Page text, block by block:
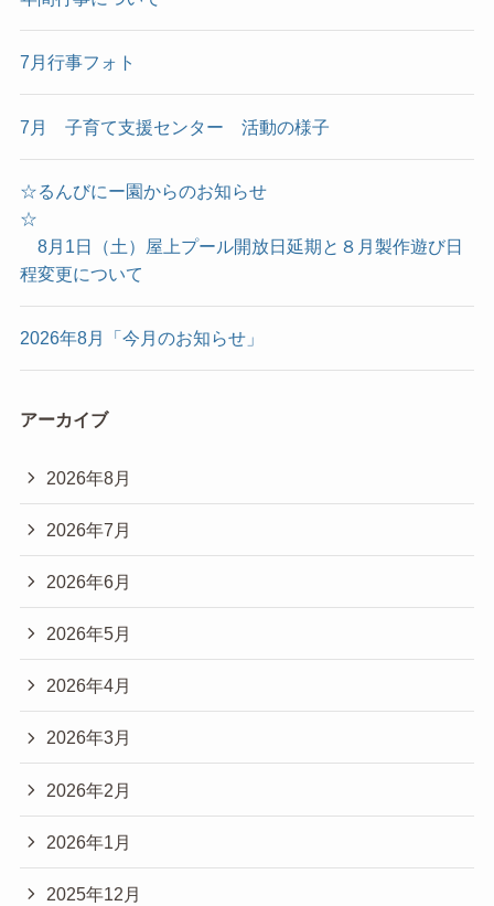
7月行事フォト
7月 子育て支援センター 活動の様子
☆るんびにー園からのお知らせ
☆
8月1日（土）屋上プール開放日延期と８月製作遊び日
程変更について
2026年8月「今月のお知らせ」
アーカイブ
2026年8月
2026年7月
2026年6月
2026年5月
2026年4月
2026年3月
2026年2月
2026年1月
2025年12月